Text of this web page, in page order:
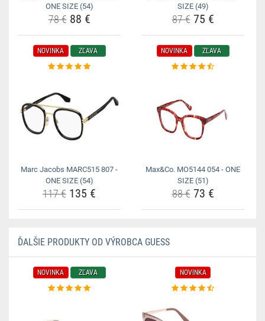
ONE SIZE (54)
78 €88 €
SIZE (49)
87 €75 €
NOVINKA ZĽAVA
Marc Jacobs MARC515 807 -
ONE SIZE (54)
117 € 135 €
NOVINKA ZĽAVA
Max&Co. MO5144 054 - ONE
SIZE (51)
88 €73 €
ĎALŠIE PRODUKTY OD VÝROBCA GUESS
NOVINKA ZĽAVA NOVINKA